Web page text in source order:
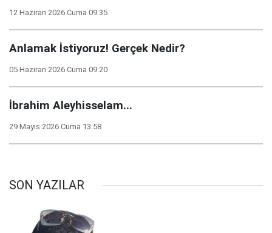
12 Haziran 2026 Cuma 09:35
Anlamak İstiyoruz! Gerçek Nedir?
05 Haziran 2026 Cuma 09:20
İbrahim Aleyhisselam...
29 Mayıs 2026 Cuma 13:58
SON YAZILAR